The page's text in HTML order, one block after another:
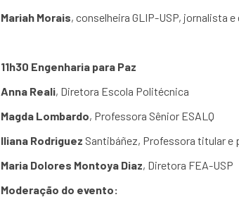
Mariah Morais, conselheira GLIP-USP, jornalista
11h30 Engenharia para Paz
Anna Reali, Diretora Escola Politécnica
Magda Lombardo, Professora Sênior ESALQ
Iliana Rodriguez Santibáñez, Professora titular e
Maria Dolores Montoya Diaz, Diretora FEA-USP
Moderação do evento: